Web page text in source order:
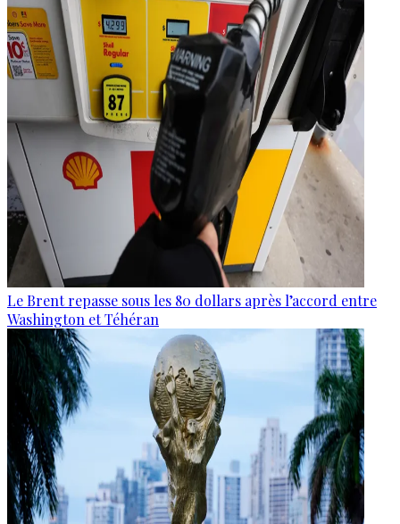
Le Brent repasse sous les 80 dollars après l’accord entre
Washington et Téhéran